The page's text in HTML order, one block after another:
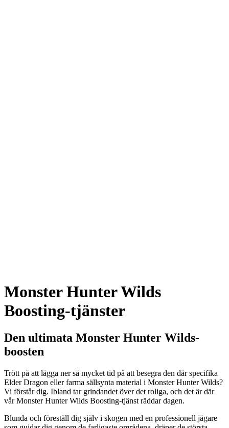
Monster Hunter Wilds
Boosting-tjänster
Den ultimata Monster Hunter Wilds-
boosten
Trött på att lägga ner så mycket tid på att besegra den där specifika
Elder Dragon eller farma sällsynta material i Monster Hunter Wilds?
Vi förstår dig. Ibland tar grindandet över det roliga, och det är där
vår Monster Hunter Wilds Boosting-tjänst räddar dagen.
Blunda och föreställ dig själv i skogen med en professionell jägare